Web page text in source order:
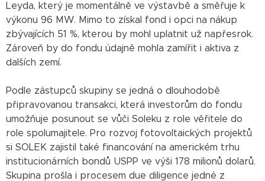
Leyda, který je momentálně ve výstavbě a směřuje k
výkonu 96 MW. Mimo to získal fond i opci na nákup
zbývajících 51 %, kterou by mohl uplatnit už napřesrok.
Zároveň by do fondu údajně mohla zamířit i aktiva z
dalších zemí.
Podle zástupců skupiny se jedná o dlouhodobě
připravovanou transakci, která investorům do fondu
umožňuje posunout se vůči Soleku z role věřitele do
role spolumajitele. Pro rozvoj fotovoltaických projektů
si SOLEK zajistil také financování na americkém trhu
institucionárních bondů USPP ve výši 178 milionů dolarů.
Skupina prošla i procesem due diligence jedné z